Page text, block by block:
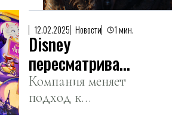
12.02.2025 Новости 1 мин.
Disney
пересматривает
политику
разнообразия
Компания меняет
подход к